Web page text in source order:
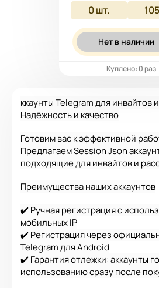
0шт.
Нет в наличии
Куплено: 0 раз
ккаунты Telegram для инвайтов
Надёжность и качество
Готовим вас к эффективной
Предлагаем Session Json
подходящие для инвайтов и
Преимущества наших аккаунтов
✔️ Ручная регистрация с
мобильных IP
✔️ Регистрация через
Telegram для Android
✔️ Гарантия отлежки: аккаунты
использованию сразу после